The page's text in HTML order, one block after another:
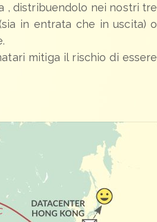
, distribuendolo nei nostri tre
in entrata che in uscita) o
mitiga il rischio di essere